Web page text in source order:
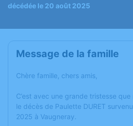
décédée le 20 août 2025
Message de la famille
Chère famille, chers amis,
C’est avec une grande tristesse
le décès de Paulette DURET
2025 à Vaugneray.